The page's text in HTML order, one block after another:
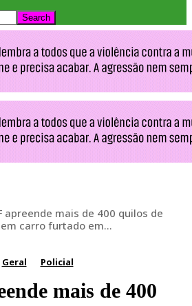
apreende mais de 400 quilos de
carro furtado em...
Geral Policial
mais de 400